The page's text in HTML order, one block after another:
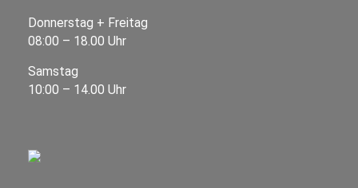
Donnerstag + Freitag
08:00 – 18.00 Uhr
Samstag
10:00 – 14.00 Uhr